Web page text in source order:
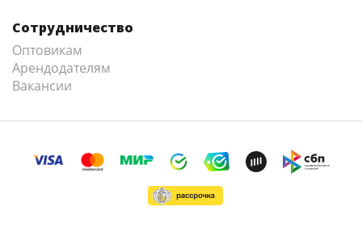
Сотрудничество
Оптовикам
Арендодателям
Вакансии